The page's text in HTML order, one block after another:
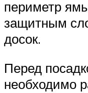
периметр
защитным
досок.
Перед
необходимо